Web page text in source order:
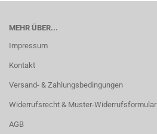
MEHR ÜBER...
Impressum
Kontakt
Versand- & Zahlungsbedingungen
Widerrufsrecht & Muster-Widerrufsformular
AGB